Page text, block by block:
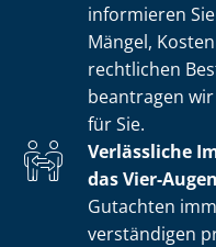
informieren
Mängel,
rechtlichen
beantragen
für Sie.
Verlässliche
das Vier-
Gutachten
ver­stän­di­gen